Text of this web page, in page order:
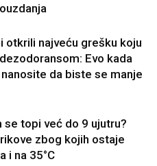
otkrili najveću grešku koju
Evo kada
da biste se manje
se topi već do 9 ujutru?
zbog kojih ostaje
i na 35°C